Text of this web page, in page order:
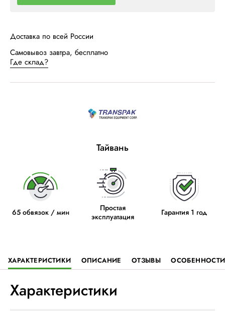
Тайвань
65 обвязок / мин
Простая
эксплуатация
Гарантия 1 год
Доставка по всей России
Самовывоз завтра, бесплатно
Где склад?
ХАРАКТЕРИСТИКИ ОПИСАНИЕ ОТЗЫВЫ ОСОБЕННОСТИ
Характеристики